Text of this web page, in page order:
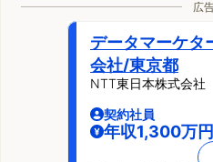
広
データマーケタ
会社/東京都
NTT東日本株式会社
契約社員
年収1,300万